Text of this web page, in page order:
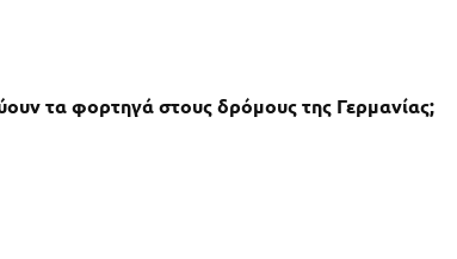
τα φορτηγά στους δρόμους της Γερμανίας;